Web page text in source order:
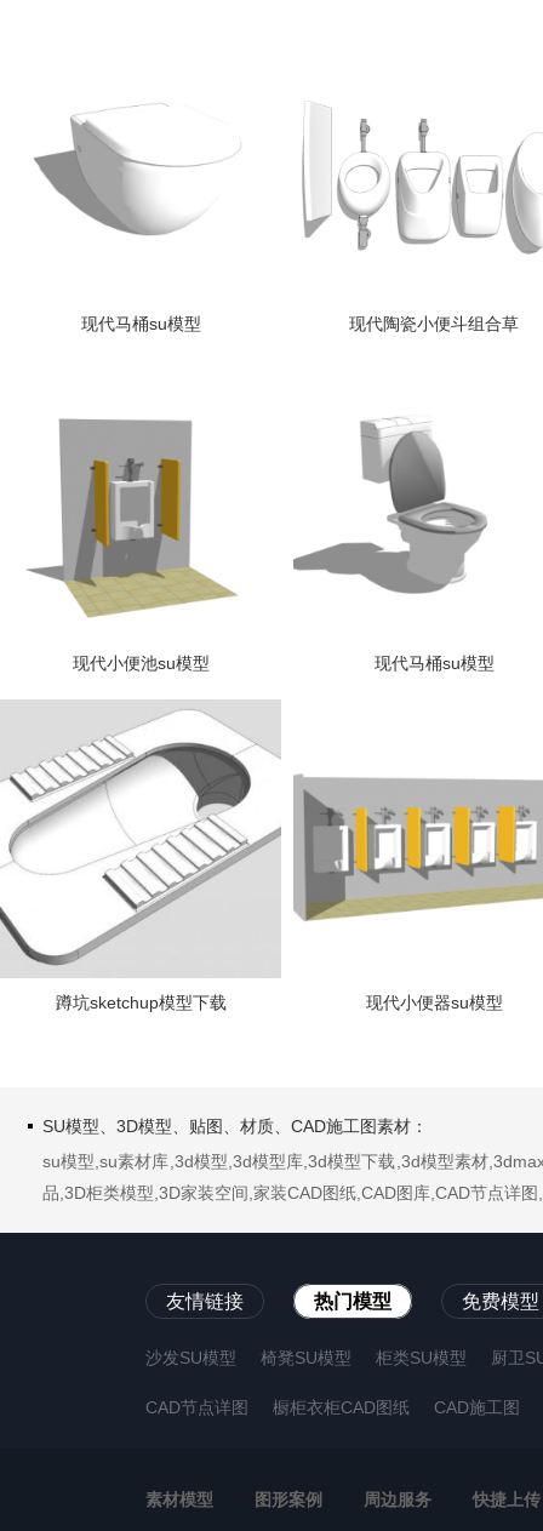
现代马桶su模型 现代陶瓷小便斗组合草
现代小便池su模型 现代马桶su模型
蹲坑sketchup模型下载 现代小便器su模型
SU模型、3D模型、贴图、材质、CAD施工图素材：
su模型,su素材库,3d模型,3d模型库,3d模型下载,3d模型素材
品,3D柜类模型,3D家装空间,家装CAD图纸,CAD图库,CAD节点详
友情链接 热门模型 免费模型
沙发SU模型 椅凳SU模型 柜类SU模型 厨卫
CAD节点详图 橱柜衣柜CAD图纸 CAD施工图
素材模型 图形案例 周边服务 快捷上传